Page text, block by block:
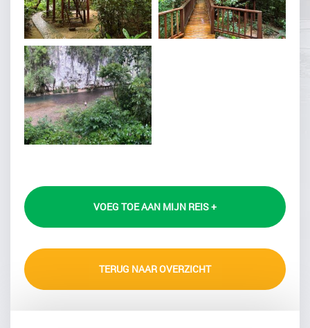
VOEG TOE AAN MIJN REIS +
TERUG NAAR OVERZICHT